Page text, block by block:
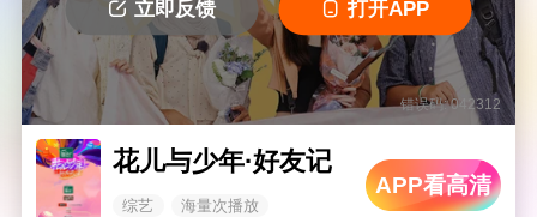
立即反馈 打开APP
错误码: 042312
花儿与少年·好友记
综艺 海量次播放
APP看高清